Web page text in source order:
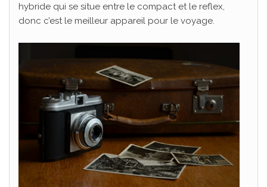
hybride qui se situe entre le compact et le reflex,
donc c’est le meilleur appareil pour le voyage.